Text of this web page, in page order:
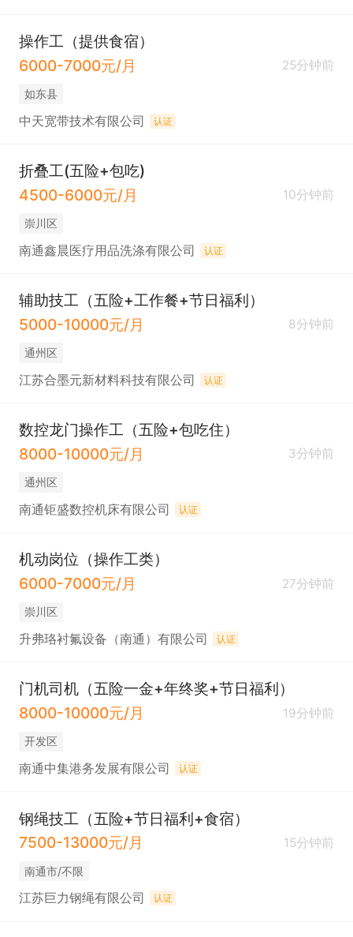
操作工（提供食宿）
6000-7000元/月
25分钟前
如东县
中天宽带技术有限公司 认证
折叠工(五险+包吃)
4500-6000元/月
10分钟前
崇川区
南通鑫晨医疗用品洗涤有限公司 认证
辅助技工（五险+工作餐+节日福利）
5000-10000元/月
8分钟前
通州区
江苏合墨元新材料科技有限公司 认证
数控龙门操作工（五险+包吃住）
8000-10000元/月
3分钟前
通州区
南通钜盛数控机床有限公司 认证
机动岗位（操作工类）
6000-7000元/月
27分钟前
崇川区
升弗珞衬氟设备（南通）有限公司 认证
门机司机（五险一金+年终奖+节日福利）
8000-10000元/月
19分钟前
开发区
南通中集港务发展有限公司 认证
钢绳技工（五险+节日福利+食宿）
7500-13000元/月
15分钟前
南通市/不限
江苏巨力钢绳有限公司 认证